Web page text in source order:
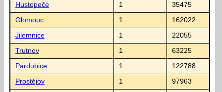
Hustopeče 1 35475
Olomouc 1 162022
Jilemnice 1 22055
Trutnov 1 63225
Pardubice 1 122788
Prostějov 1 97963